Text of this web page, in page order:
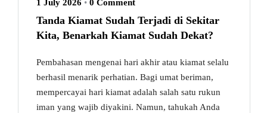
1 July 2026 • 0 Comment
Tanda Kiamat Sudah Terjadi di Sekitar
Kita, Benarkah Kiamat Sudah Dekat?
Pembahasan mengenai hari akhir atau kiamat selalu
berhasil menarik perhatian. Bagi umat beriman,
mempercayai hari kiamat adalah salah satu rukun
iman yang wajib diyakini. Namun, tahukah Anda